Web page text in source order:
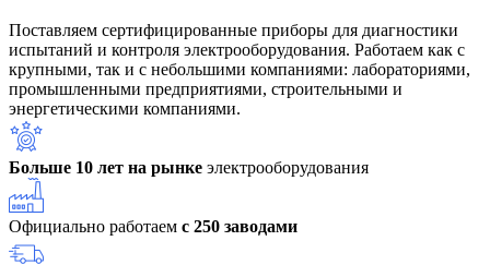
Поставляем сертифицированные приборы для диагностики
испытаний и контроля электрооборудования. Работаем как с
крупными, так и с небольшими компаниями: лабораториями,
промышленными предприятиями, строительными и
энергетическими компаниями.
Больше 10 лет на рынке электрооборудования
Официально работаем с 250 заводами